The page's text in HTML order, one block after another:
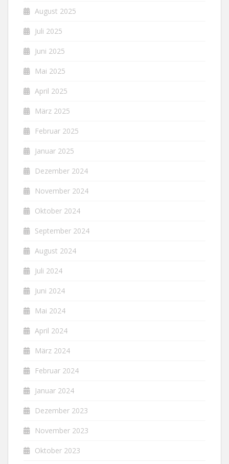
August 2025
Juli 2025
Juni 2025
Mai 2025
April 2025
März 2025
Februar 2025
Januar 2025
Dezember 2024
November 2024
Oktober 2024
September 2024
August 2024
Juli 2024
Juni 2024
Mai 2024
April 2024
März 2024
Februar 2024
Januar 2024
Dezember 2023
November 2023
Oktober 2023